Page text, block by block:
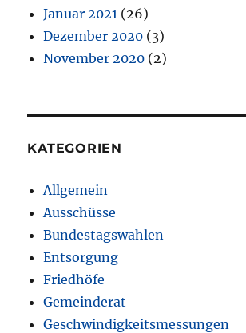
Januar 2021 (26)
Dezember 2020 (3)
November 2020 (2)
KATEGORIEN
Allgemein
Ausschüsse
Bundestagswahlen
Entsorgung
Friedhöfe
Gemeinderat
Geschwindigkeitsmessungen